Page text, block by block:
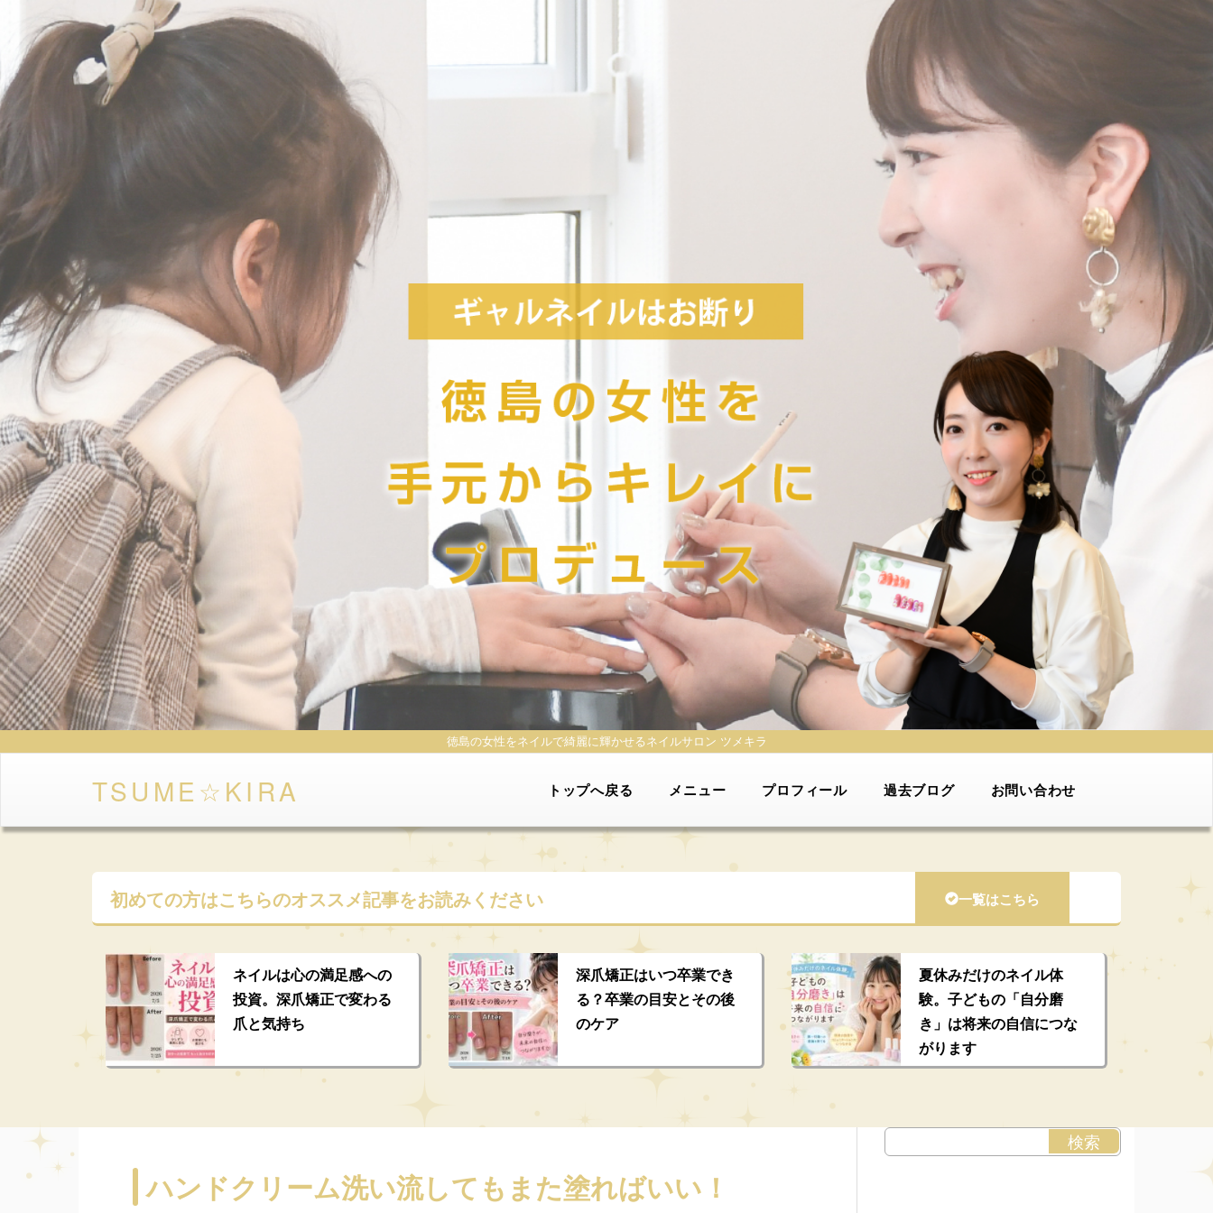
徳島の女性をネイルで綺麗に輝かせるネイルサロン ツメキラ
TSUME☆KIRA トップへ戻る メニュー プロフィール 過去ブログ お問い合わせ
初めての方はこちらのオススメ記事をお読みください 一覧はこちら
ネイルは心の満足感への
投資。深爪矯正で変わる
爪と気持ち
深爪矯正はいつ卒業でき
る？卒業の目安とその後
のケア
夏休みだけのネイル体
験。子どもの「自分磨
き」は将来の自信につな
がります
ハンドクリーム洗い流してもまた塗ればいい！